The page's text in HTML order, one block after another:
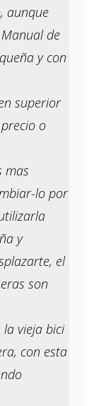
aunque
de
y con
superior
o
mas
lo por
y
el
son
la vieja bici
con esta